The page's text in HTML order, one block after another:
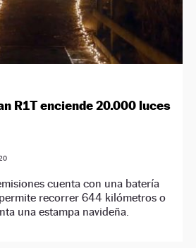
R1T enciende 20.000 luces
cuenta con una batería
recorrer 644 kilómetros o
una estampa navideña.